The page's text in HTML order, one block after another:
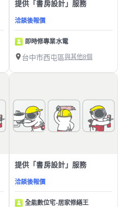
提供「書房設計」服務
洽談後報價
即時修專業水電
台中市西屯區與其他8個
提供「書房設計」服務
洽談後報價
全能數位宅-居家修繕王